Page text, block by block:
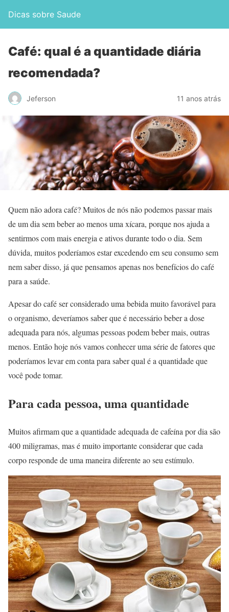
Dicas sobre Saude
Café: qual é a quantidade diária
recomendada?
Jeferson 11 anos atrás
Quem não adora café? Muitos de nós não podemos passar mais
de um dia sem beber ao menos uma xícara, porque nos ajuda a
sentirmos com mais energia e ativos durante todo o dia. Sem
dúvida, muitos poderíamos estar excedendo em seu consumo sem
nem saber disso, já que pensamos apenas nos benefícios do café
para a saúde.
Apesar do café ser considerado uma bebida muito favorável para
o organismo, deveríamos saber que é necessário beber a dose
adequada para nós, algumas pessoas podem beber mais, outras
menos. Então hoje nós vamos conhecer uma série de fatores que
poderíamos levar em conta para saber qual é a quantidade que
você pode tomar.
Para cada pessoa, uma quantidade
Muitos afirmam que a quantidade adequada de cafeína por dia são
400 miligramas, mas é muito importante considerar que cada
corpo responde de uma maneira diferente ao seu estímulo.